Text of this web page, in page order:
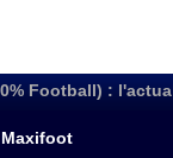
Football) :